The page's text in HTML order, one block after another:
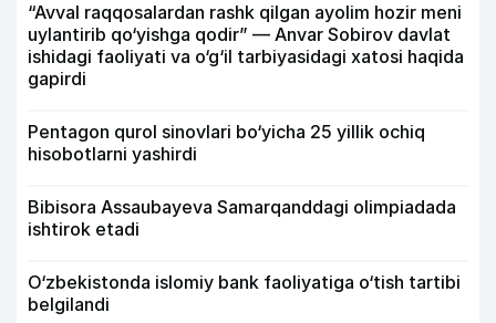
“Avval raqqosalardan rashk qilgan ayolim hozir meni
uylantirib qo‘yishga qodir” — Anvar Sobirov davlat
ishidagi faoliyati va o‘g‘il tarbiyasidagi xatosi haqida
gapirdi
Pentagon qurol sinovlari bo‘yicha 25 yillik ochiq
hisobotlarni yashirdi
Bibisora Assaubayeva Samarqanddagi olimpiadada
ishtirok etadi
O‘zbekistonda islomiy bank faoliyatiga o‘tish tartibi
belgilandi